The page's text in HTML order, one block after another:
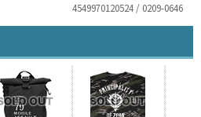
4549970120524 / 0209-0646